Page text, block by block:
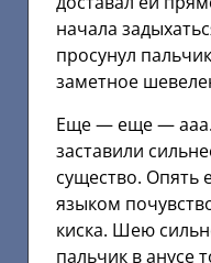
начала
просунул
заметное
Еще — еще —
заставили
существо. Опять
языком
киска. Шею
пальчик в анусе